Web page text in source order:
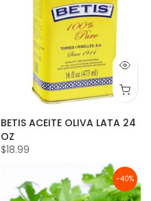
BETIS ACEITE OLIVA LATA 24
OZ
$18.99
-40%